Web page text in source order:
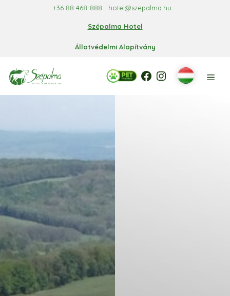
+36 88 468-888 hotel@szepalma.hu
Szépalma Hotel
Állatvédelmi Alapítvány
Facebook Facebook
Instagram